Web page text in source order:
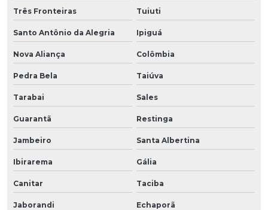
Três Fronteiras Tuiuti
Santo Antônio da Alegria Ipiguá
Nova Aliança Colômbia
Pedra Bela Taiúva
Tarabai Sales
Guarantã Restinga
Jambeiro Santa Albertina
Ibirarema Gália
Canitar Taciba
Jaborandi Echaporã